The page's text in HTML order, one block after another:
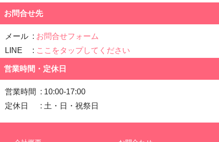
お問合せ先
メール
お問合せフォーム
LINE
ここをタップしてください
営業時間・定休日
営業時間
10:00-17:00
定休日
土・日・祝祭日